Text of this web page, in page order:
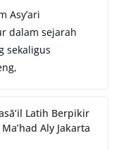
Asy’ari
dalam sejarah
sekaligus
Latih Berpikir
Aly Jakarta